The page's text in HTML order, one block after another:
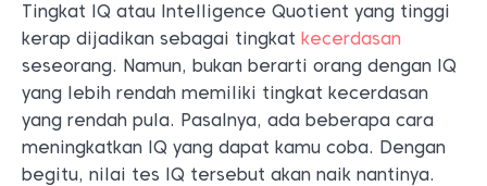
Tingkat IQ atau Intelligence Quotient yang tinggi
kerap dijadikan sebagai tingkat kecerdasan
seseorang. Namun, bukan berarti orang dengan IQ
yang lebih rendah memiliki tingkat kecerdasan
yang rendah pula. Pasalnya, ada beberapa cara
meningkatkan IQ yang dapat kamu coba. Dengan
begitu, nilai tes IQ tersebut akan naik nantinya.